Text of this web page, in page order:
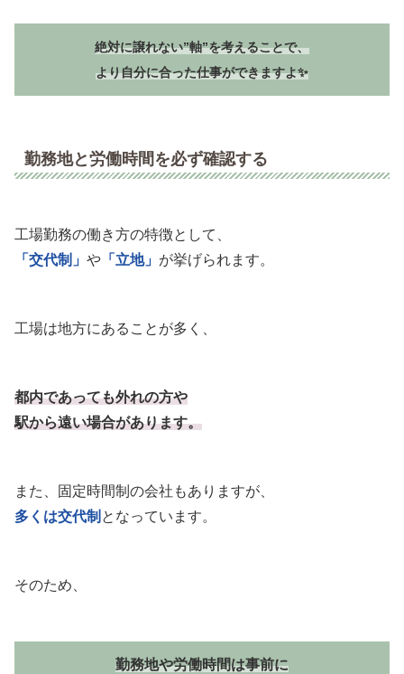
絶対に譲れない”軸”を考えることで、
より自分に合った仕事ができますよ✨
勤務地と労働時間を必ず確認する
工場勤務の働き方の特徴として、
「交代制」 や 「立地」 が挙げられます。
工場は地方にあることが多く、
都内であっても外れの方や
駅から遠い場合があります。
また、固定時間制の会社もありますが、
多くは交代制 となっています。
そのため、
勤務地や労働時間は事前に